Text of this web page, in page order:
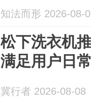
知法而形 2026-08-
松下洗衣机
满足用户日
冀行者 2026-08-08